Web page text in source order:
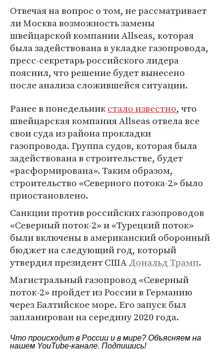
Отвечая на вопрос о том, не рассматривает
ли Москва возможность замены
швейцарской компании Allseas, которая
была задействована в укладке газопровода,
пресс-секретарь российского лидера
пояснил, что решение будет вынесено
после анализа сложившейся ситуации.
Ранее в понедельникстало известно, что
швейцарская компания Allseas отвела все
свои суда из района прокладки
газопровода. Группа судов, которая была
задействована в строительстве, будет
«расформирована». Таким образом,
строительство «Северного потока-2» было
приостановлено.
Санкции против российских газопроводов
«Северный поток-2» и «Турецкий поток»
были включены в американский оборонный
бюджет на следующий год, который
утвердил президент СШАДональд Трамп.
Магистральный газопровод «Северный
поток-2» пройдет из России в Германию
через Балтийское море. Его запуск был
запланирован на середину 2020 года.
Что происходит в России и в мире? Объясняем на
нашем YouTube-канале. Подпишись!